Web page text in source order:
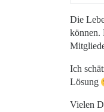
Die
können.
Ich
Lösung
Vielen